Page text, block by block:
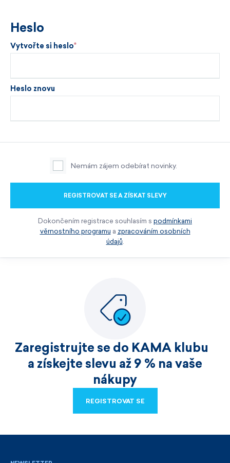
Heslo
Vytvořte si heslo
Heslo znovu
Nemám zájem odebírat novinky.
REGISTROVAT SE A ZÍSKAT SLEVY
Dokončením registrace souhlasím s podmínkami
věrnostního programu a zpracováním osobních
údajů.
Zaregistrujte se do KAMA klubu
a získejte slevu až 9 % na vaše
nákupy
REGISTROVAT SE